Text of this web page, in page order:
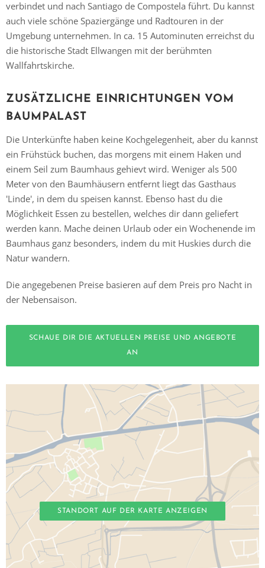
verbindet und nach Santiago de Compostela führt. Du kannst
auch viele schöne Spaziergänge und Radtouren in der
Umgebung unternehmen. In ca. 15 Autominuten erreichst du
die historische Stadt Ellwangen mit der berühmten
Wallfahrtskirche.
ZUSÄTZLICHE EINRICHTUNGEN VOM
BAUMPALAST
Die Unterkünfte haben keine Kochgelegenheit, aber du kannst
ein Frühstück buchen, das morgens mit einem Haken und
einem Seil zum Baumhaus gehievt wird. Weniger als 500
Meter von den Baumhäusern entfernt liegt das Gasthaus
'Linde', in dem du speisen kannst. Ebenso hast du die
Möglichkeit Essen zu bestellen, welches dir dann geliefert
werden kann. Mache deinen Urlaub oder ein Wochenende im
Baumhaus ganz besonders, indem du mit Huskies durch die
Natur wandern.
Die angegebenen Preise basieren auf dem Preis pro Nacht in
der Nebensaison.
SCHAUE DIR DIE AKTUELLEN PREISE UND ANGEBOTE
AN
STANDORT AUF DER KARTE ANZEIGEN
Vielen Dank für das Abonnieren unseres Newsletters.